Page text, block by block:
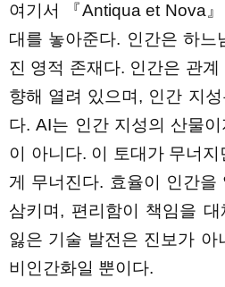
여기서 『Antiqua et Nova
대를 놓아준다. 인간은 하느
진 영적 존재다. 인간은 관
향해 열려 있으며, 인간 지
다. AI는 인간 지성의 산물
이 아니다. 이 토대가 무너
게 무너진다. 효율이 인간을
삼키며, 편리함이 책임을
잃은 기술 발전은 진보가 아
비인간화일 뿐이다.